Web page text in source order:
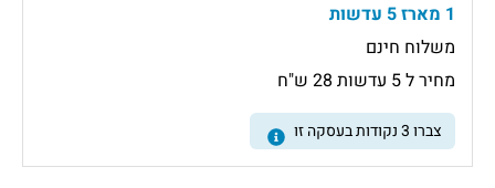
1 מארז 5 עדשות
משלוח חינם
מחיר ל 5 עדשות 28 ש"ח
צברו3נקודות בעסקה זו